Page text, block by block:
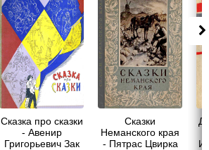
Сказка про сказки
- Авенир
Григорьевич Зак
Сказки
Неманского края
- Пятрас Цвирка